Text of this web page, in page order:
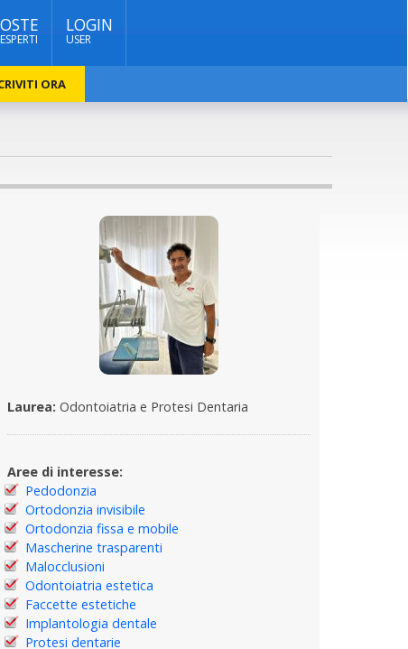
LOGIN
USER
ORA
Laurea: Odontoiatria e Protesi Dentaria
Aree di interesse:
Pedodonzia
Ortodonzia invisibile
Ortodonzia fissa e mobile
Mascherine trasparenti
Malocclusioni
Odontoiatria estetica
Faccette estetiche
Implantologia dentale
Protesi dentarie